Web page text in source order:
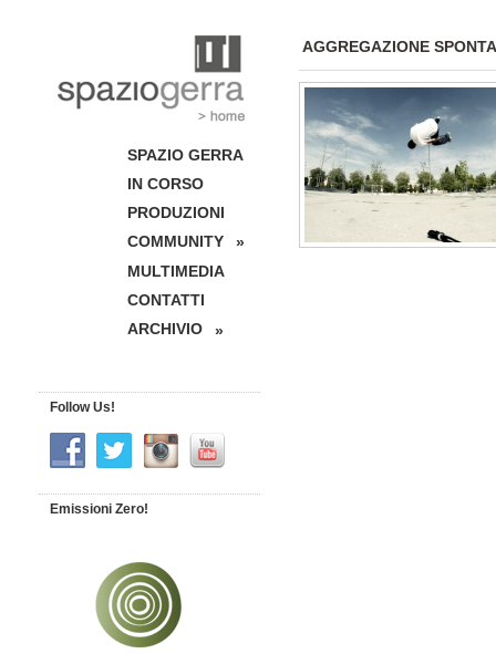
AGGREGAZIONE
SPAZIO GERRA
IN CORSO
PRODUZIONI
COMMUNITY
»
MULTIMEDIA
CONTATTI
ARCHIVIO
»
Follow Us!
Emissioni Zero!